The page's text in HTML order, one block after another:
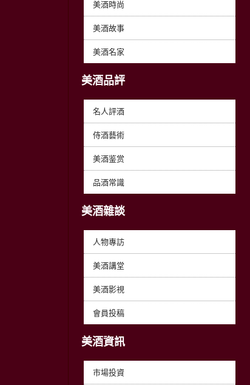
美酒時尚
美酒故事
美酒名家
美酒品評
名人評酒
侍酒藝術
美酒鉴赏
品酒常識
美酒雜談
人物專訪
美酒講堂
美酒影視
會員投稿
美酒資訊
市場投資